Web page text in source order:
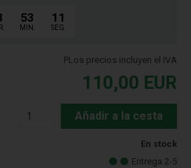
53
MIN.
10
SEG.
PLos precios incluyen el IVA
110,00 EUR
Añadir a la cesta
En stock
Entrega 2-5